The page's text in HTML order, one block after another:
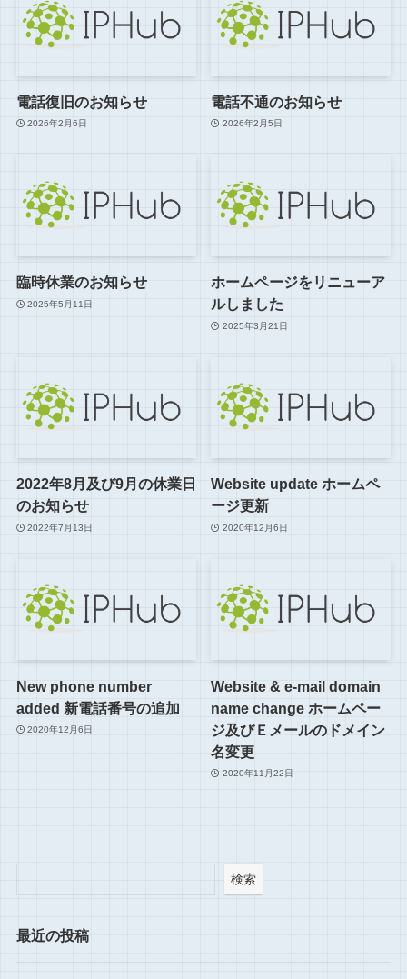
電話復旧のお知らせ
2026年2月6日
電話不通のお知らせ
2026年2月5日
臨時休業のお知らせ
2025年5月11日
ホームページをリニューア
ルしました
2025年3月21日
2022年8月及び9月の休業日
のお知らせ
2022年7月13日
Website update ホームペ
ージ更新
2020年12月6日
New phone number
added 新電話番号の追加
2020年12月6日
Website & e-mail domain
name change ホームペー
ジ及びＥメールのドメイン
名変更
2020年11月22日
検索
最近の投稿